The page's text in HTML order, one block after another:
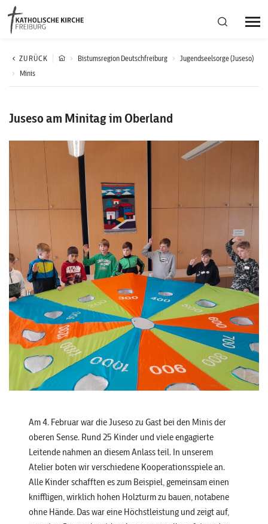
Bistumsregion Deutschfreiburg
Kantonale Körperschaft
Aktuelles
ZURÜCK Bistumsregion Deutschfreiburg
Jugendseelsorge (Juseso)
Minis
Juseso am Minitag im Oberland
Am 4. Februar war die Juseso zu Gast bei den Minis der
oberen Sense. Rund 25 Kinder und viele engagierte
Leitende nahmen an diesem Anlass teil. In unserem
Atelier boten wir verschiedene Kooperationsspiele an.
Alle Kinder schafften es zum Beispiel, gemeinsam einen
kniffligen, wirklich hohen Holzturm zu bauen, notabene
ohne Hände. Das war eine Höchstleistung und zeigt auf,